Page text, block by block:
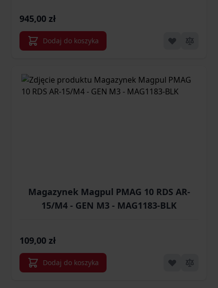
945,00 zł
Dodaj do koszyka
Magazynek Magpul PMAG 10 RDS AR-
15/M4 - GEN M3 - MAG1183-BLK
109,00 zł
Dodaj do koszyka